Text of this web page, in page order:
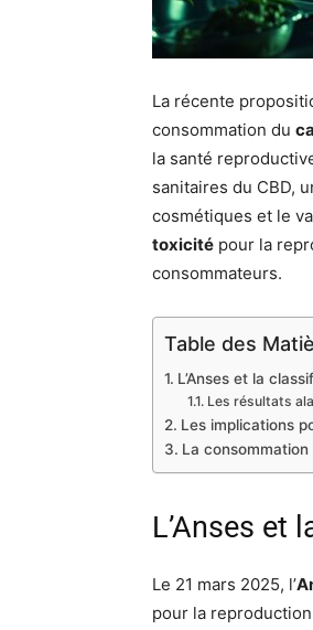
La récente
consommation du
la santé
sanitaires du CBD,
cosmétiques et le
toxicité pour la
consommateurs.
Table des
L’Anses et la
Les résultats
Les implications
La
L’Anses et
Le 21 mars 2025, l’
pour la